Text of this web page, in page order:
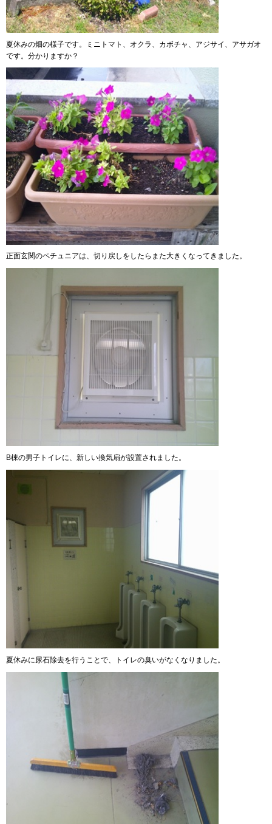
夏休みの畑の様子です。ミニトマト、オクラ、カボチャ、アジサイ、アサガオ
です。分かりますか？
正面玄関のペチュニアは、切り戻しをしたらまた大きくなってきました。
B棟の男子トイレに、新しい換気扇が設置されました。
夏休みに尿石除去を行うことで、トイレの臭いがなくなりました。